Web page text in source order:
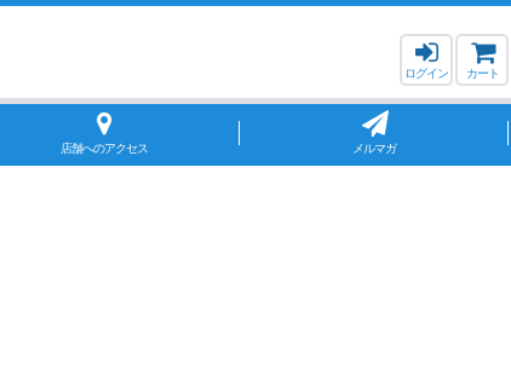
ログイン カート
店舗へのアクセス メルマガ